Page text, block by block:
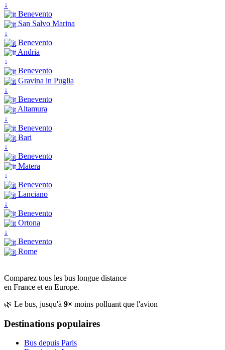
↓
Benevento
San Salvo Marina
↓
Benevento
Andria
↓
Benevento
Gravina in Puglia
↓
Benevento
Altamura
↓
Benevento
Bari
↓
Benevento
Matera
↓
Benevento
Lanciano
↓
Benevento
Ortona
↓
Benevento
Rome
Comparez tous les bus longue distance
en France et en Europe.
🌿 Le bus, jusqu'à 9× moins polluant que l'avion
Destinations populaires
Bus depuis Paris